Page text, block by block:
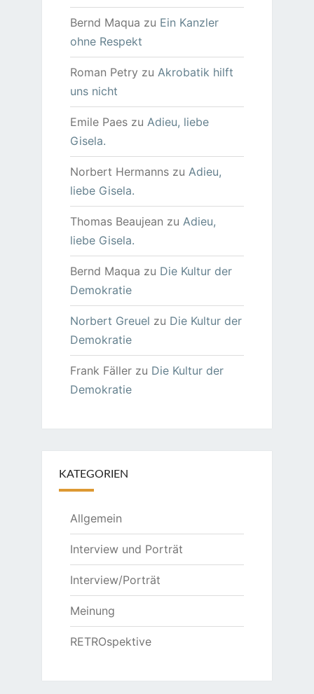
Bernd Maqua zu Ein Kanzler
ohne Respekt
Roman Petry zu Akrobatik hilft
uns nicht
Emile Paeszu Adieu, liebe
Gisela.
Norbert Hermannszu Adieu,
liebe Gisela.
Thomas Beaujean zu Adieu,
liebe Gisela.
Bernd Maqua zu Die Kultur der
Demokratie
Norbert Greuel zu Die Kultur der
Demokratie
Frank Fällerzu Die Kultur der
Demokratie
KATEGORIEN
Allgemein
Interview und Porträt
Interview/Porträt
Meinung
RETROspektive